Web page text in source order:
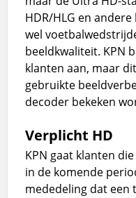
HDR/HLG en
wel
beeldkwaliteit. KPN
klanten aan, maar
gebruikte
decoder bekeken
Verplicht HD
KPN gaat klanten
in de komende
mededeling dat een